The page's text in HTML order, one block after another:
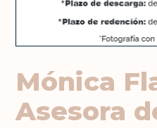
Mónica
Asesora